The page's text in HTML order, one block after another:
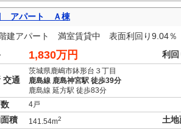
アパート Ａ棟
階建アパート 満室賃貸中 表面利回り9.04％
1,830万円 利回
交通
茨城県鹿嶋市鉢形台３丁目
鹿島線 鹿島神宮駅 徒歩39分
鹿島線 延方駅 徒歩83分
4戸
積 141.54m2 土